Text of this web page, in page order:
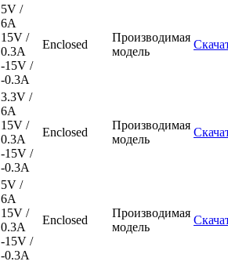
5V /
6A
15V /
0.3A
-15V /
-0.3A
Enclosed
Производимая
модель
3.3V /
6A
15V /
0.3A
-15V /
-0.3A
Enclosed
Производимая
модель
5V /
6A
15V /
0.3A
-15V /
-0.3A
Enclosed
Производимая
модель